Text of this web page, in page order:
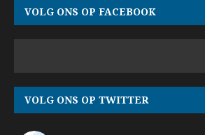
VOLG ONS OP FACEBOOK
VOLG ONS OP TWITTER